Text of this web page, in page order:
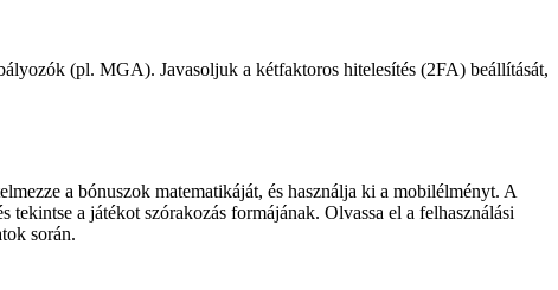
(pl. MGA). Javasoljuk a kétfaktoros hitelesítés (2FA) beállítását,
a bónuszok matematikáját, és használja ki a mobilélményt. A
a játékot szórakozás formájának. Olvassa el a felhasználási
során.